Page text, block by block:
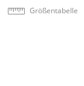
Größentabelle